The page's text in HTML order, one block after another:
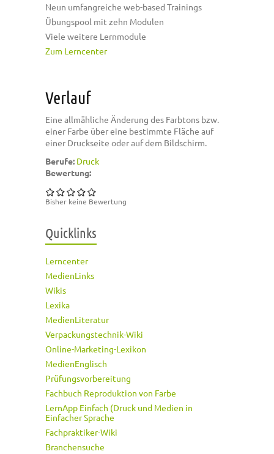
Neun umfangreiche web-based Trainings
Übungspool mit zehn Modulen
Viele weitere Lernmodule
Zum Lerncenter
Verlauf
Eine allmähliche Änderung des Farbtons bzw.
einer Farbe über eine bestimmte Fläche auf
einer Druckseite oder auf dem Bildschirm.
Berufe: Druck
Bewertung:
Bisher keine Bewertung
Quicklinks
Lerncenter
MedienLinks
Wikis
Lexika
MedienLiteratur
Verpackungstechnik-Wiki
Online-Marketing-Lexikon
MedienEnglisch
Prüfungsvorbereitung
Fachbuch Reproduktion von Farbe
LernApp Einfach (Druck und Medien in
Einfacher Sprache
Fachpraktiker-Wiki
Branchensuche